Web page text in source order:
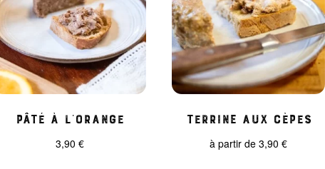
Pâté à l’orange
3,90 €
Terrine aux cèpes
à partir de3,90€